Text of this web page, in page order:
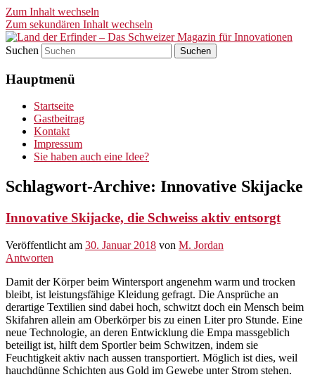
Zum Inhalt wechseln
Zum sekundären Inhalt wechseln
Land der Erfinder – Das
Schweizer Magazin für
Innovationen
Suchen
Hauptmenü
Startseite
Gastbeitrag
Kontakt
Impressum
Sie haben auch eine Idee?
Schlagwort-Archive: Innovative Skijacke
Innovative Skijacke, die Schweiss aktiv entsorgt
Veröffentlicht am 30. Januar 2018 von M. Jordan
Antworten
Damit der Körper beim Wintersport angenehm warm und trocken
bleibt, ist leistungsfähige Kleidung gefragt. Die Ansprüche an
derartige Textilien sind dabei hoch, schwitzt doch ein Mensch beim
Skifahren allein am Oberkörper bis zu einen Liter pro Stunde. Eine
neue Technologie, an deren Entwicklung die Empa massgeblich
beteiligt ist, hilft dem Sportler beim Schwitzen, indem sie
Feuchtigkeit aktiv nach aussen transportiert. Möglich ist dies, weil
hauchdünne Schichten aus Gold im Gewebe unter Strom stehen.